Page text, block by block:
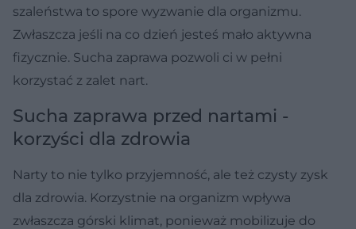
szaleństwa to spore wyzwanie dla organizmu.
Zwłaszcza jeśli na co dzień jesteś mało aktywna
fizycznie. Sucha zaprawa pozwoli ci w pełni
korzystać z zalet nart.
Sucha zaprawa przed nartami -
korzyści dla zdrowia
Narty to nie tylko przyjemność, ale też czysty zysk
dla zdrowia. Korzystnie na organizm wpływa
zwłaszcza górski klimat, ponieważ mobilizuje do